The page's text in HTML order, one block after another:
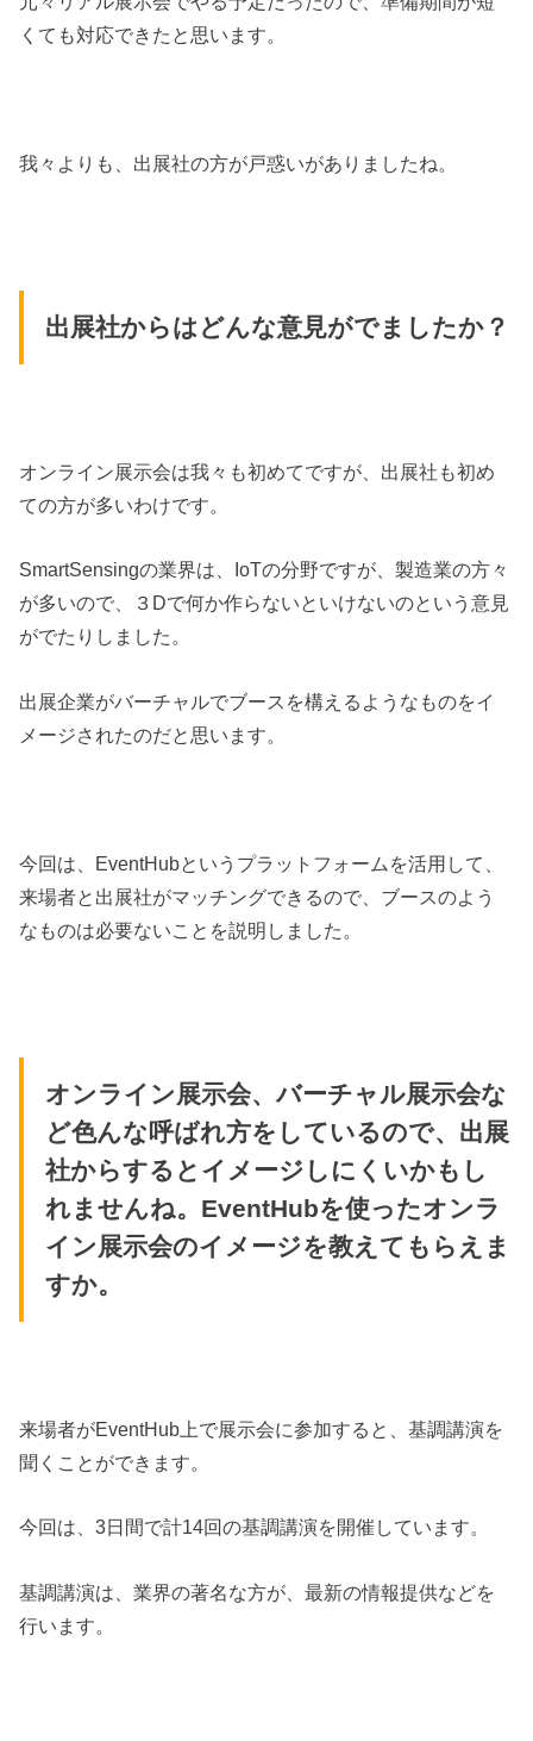
くても対応できたと思います。
我々よりも、出展社の方が戸惑いがありましたね。
出展社からはどんな意見がでましたか？
オンライン展示会は我々も初めてですが、出展社も初め
ての方が多いわけです。
SmartSensingの業界は、IoTの分野ですが、製造業の方々
が多いので、３Dで何か作らないといけないのという意見
がでたりしました。
出展企業がバーチャルでブースを構えるようなものをイ
メージされたのだと思います。
今回は、EventHubというプラットフォームを活用して、
来場者と出展社がマッチングできるので、ブースのよう
なものは必要ないことを説明しました。
オンライン展示会、バーチャル展示会な
ど色んな呼ばれ方をしているので、出展
社からするとイメージしにくいかもし
れませんね。EventHubを使ったオンラ
イン展示会のイメージを教えてもらえま
すか。
来場者がEventHub上で展示会に参加すると、基調講演を
聞くことができます。
今回は、3日間で計14回の基調講演を開催しています。
基調講演は、業界の著名な方が、最新の情報提供などを
行います。